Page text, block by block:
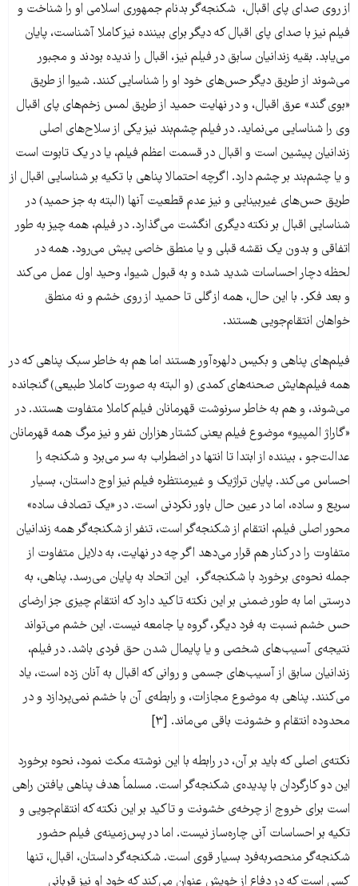
از روی صدای پا‌ی اقبال، شکنجه‌گر بدنام جمهوری اسلامی او را شناخت و
فیلم نیز با صدای پای اقبال که دیگر برای بیننده نیز کاملا آشناست، پایان
می‌یابد. بقیه زندانیان سابق در فیلم نیز، اقبال را ندیده بودند و مجبور
می‌شوند از طریق دیگر حس‌های خود او را شناسایی کنند. شیوا از طریق
«بوی گند» عرق اقبال، و در نهایت حمید از طریق لمس زخم‌های پای اقبال
وی را شناسایی می‌نماید. در فیلم چشم‌بند نیز یکی از سلاح‌های اصلی
زندانیان پیشین است و اقبال در قسمت اعظم فیلم، یا در یک تابوت است
و یا چشم‌بند بر چشم دارد. اگرچه احتمالا پناهی با تکیه بر شناسایی اقبال از
طریق حس‌های غیربینایی و نیز عدم قطعیت آنها (البته به جز حمید) در
شناسایی اقبال بر نکته دیگری انگشت می‌گذارد. در فیلم، همه چیز به طور
اتفاقی و بدون یک نقشه قبلی و یا منطق خاصی پیش می‌رود. همه در
لحظه دچار احساسات شدید شده و به قبول شیوا، وحید اول عمل می‌کند
و بعد فکر. با این حال، همه از گلی تا حمید از روی خشم و نه منطق
خواهان انتقام‌جویی هستند.
فیلم‌های پناهی و بکیس دلهره‌آور هستند اما هم به خاطر سبک پناهی که در
همه فیلم‌هایش صحنه‌های کمدی (و البته به صورت کاملا طبیعی) گنجانده
می‌شوند، و هم به خاطر سرنوشت قهرمانان فیلم کاملا متفاوت هستند. در
«گاراژ المپیو» موضوع فیلم یعنی کشتار هزاران نفر و نیز مرگ همه قهرمانان
عدالت‌جو ، بیننده از ابتدا تا انتها در اضطراب به سر می‌برد و شکنجه را
احساس می‌کند. پایان تراژیک و غیرمنتظره فیلم نیز اوج داستان، بسیار
سریع و ساده، اما در عین حال باور نکردنی است. در «یک تصادف ساده»
محور اصلی فیلم، انتقام از شکنجه‌گر است، تنفر از شکنجه‌گر همه زندانیان
متفاوت را در کنار هم قرار می‌دهد اگر چه در نهایت، به دلایل متفاوت از
جمله نحوه‌ی برخورد با شکنجه‌گر، این اتحاد به پایان می‌رسد. پناهی، به
درستی اما به طور ضمنی بر این نکته تاکید دارد که انتقام چیزی جز ارضای
حس خشم نسبت به فرد دیگر، گروه یا جامعه نیست. این خشم می‌تواند
نتیجه‌ی آسیب‌های شخصی و یا پایمال شدن حق فردی باشد. در فیلم،
زندانیان سابق از آسیب‌های جسمی و روانی که اقبال به آنان زده است، یاد
می‌کنند. پناهی به موضوع مجازات، و رابطه‌ی آن با خشم نمی‌پردازد و در
محدوده انتقام و خشونت باقی می‌ماند. [۳]
نکته‌ی اصلی که باید بر آن، در رابطه با این نوشته مکث نمود، نحوه برخورد
این دو کارگردان با پدیده‌ی شکنجه‌گر است. مسلماً هدف پناهی یافتن راهی
است برای خروج از چرخه‌ی خشونت و تاکید بر این نکته که انتقام‌جویی و
تکیه بر احساسات آنی چاره‌ساز نیست. اما در پس‌زمینه‌ی فیلم حضور
شکنجه‌گر منحصربه‌فرد بسیار قوی است. شکنجه‌گر داستان، اقبال، تنها
کسی است که در دفاع از خویش عنوان می‌کند که خود او نیز قربانی